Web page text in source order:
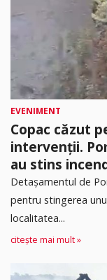
EVENIMENT
Copac căzut
intervenții.
au stins
Detașamentul de
pentru stingerea
localitatea...
citește mai mult »